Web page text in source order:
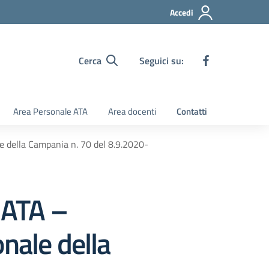
Accedi
Cerca Seguici su:
Area Personale ATA Area docenti Contatti
della Campania n. 70 del 8.9.2020-
–
della